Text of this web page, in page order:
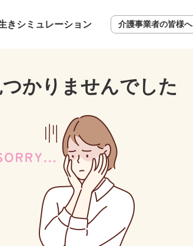
きシミュレーション 介護事業者の皆様へ
かりませんでした